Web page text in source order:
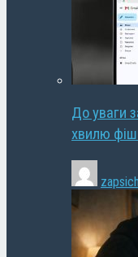
До уваги
хвилю
zapsich